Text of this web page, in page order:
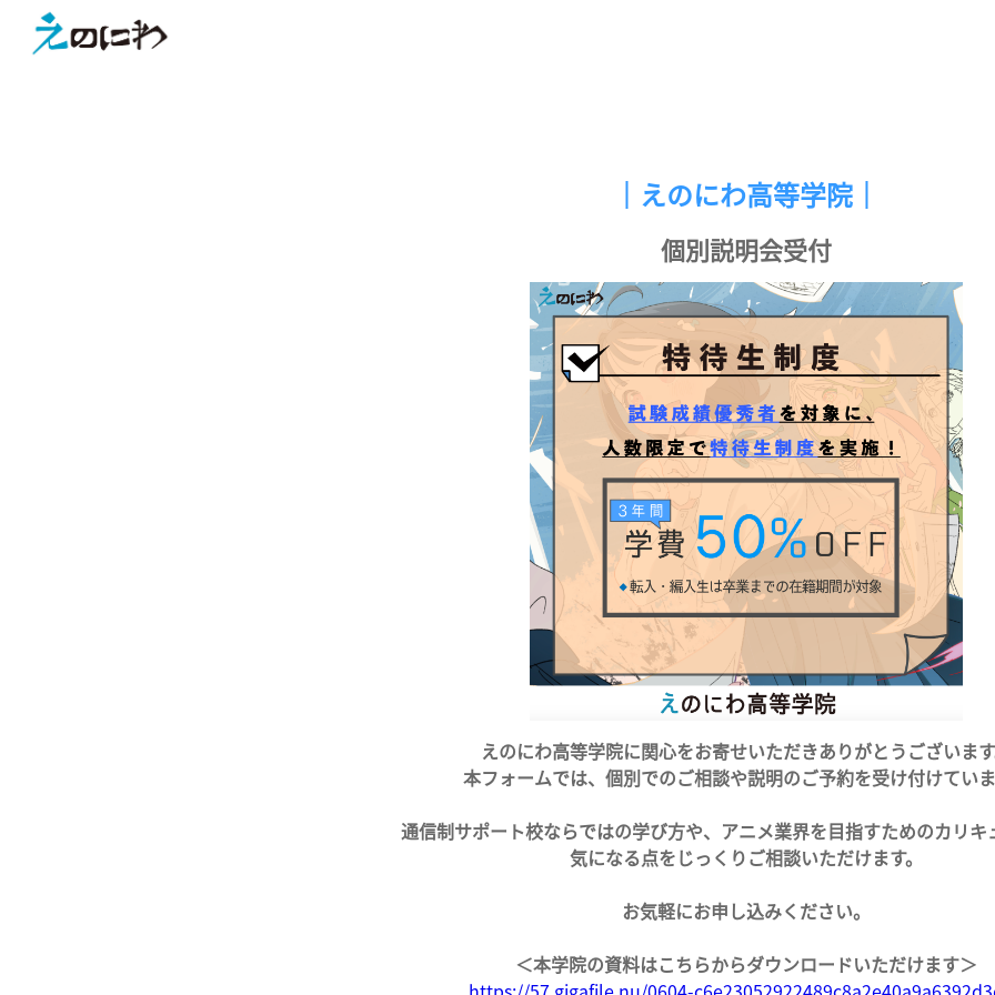
｜えのにわ高等学院｜
個別説明会受付
えのにわ高等学院に関心をお寄せいただきありがとうございます
本フォームでは、個別でのご相談や説明のご予約を受け付けていま
通信制サポート校ならではの学び方や、アニメ業界を目指すためのカリキ
気になる点をじっくりご相談いただけます。
お気軽にお申し込みください。
＜本学院の資料はこちらからダウンロードいただけます＞